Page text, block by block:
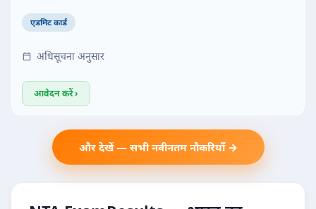
एडमिट कार्ड
अधिसूचना अनुसार
आवेदन करें ›
और देखें — सभी नवीनतम नौकरियाँ →